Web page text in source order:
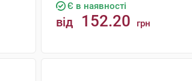
Є в наявності
від 152.20 грн